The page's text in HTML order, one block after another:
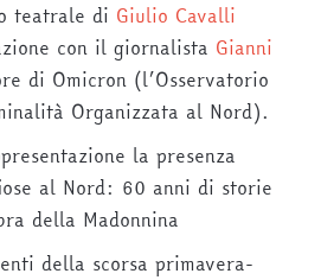
teatrale di Giulio Cavalli
con il giornalista Gianni
di Omicron (l’Osservatorio
Organizzata al Nord).
la presenza
al Nord: 60 anni di storie
della Madonnina
della scorsa primavera-